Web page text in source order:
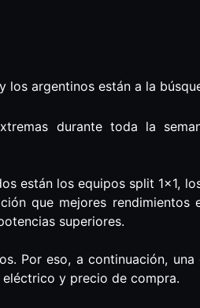
los argentinos están a la
durante toda la
están los equipos split 1×1,
que mejores
superiores.
Por eso, a continuación,
y precio de compra.